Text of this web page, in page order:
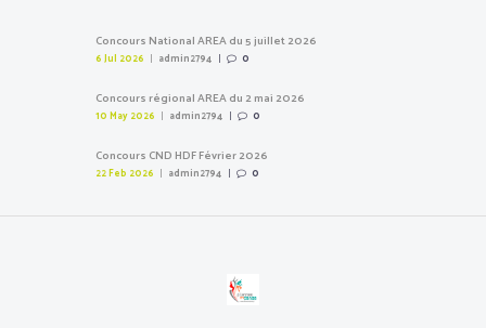
Concours National AREA du 5 juillet 2026
6 Jul 2026 admin2794 0
Concours régional AREA du 2 mai 2026
10 May 2026 admin2794 0
Concours CND HDF Février 2026
22 Feb 2026 admin2794 0